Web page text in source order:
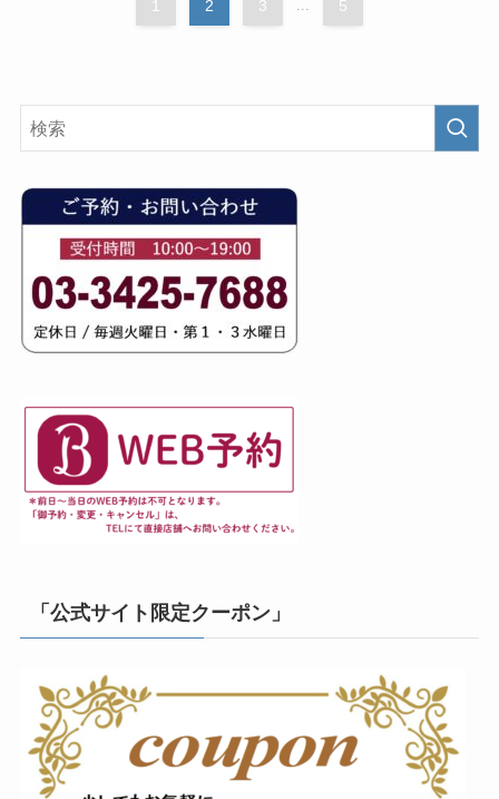
1 2 3 ... 5
「公式サイト限定クーポン」